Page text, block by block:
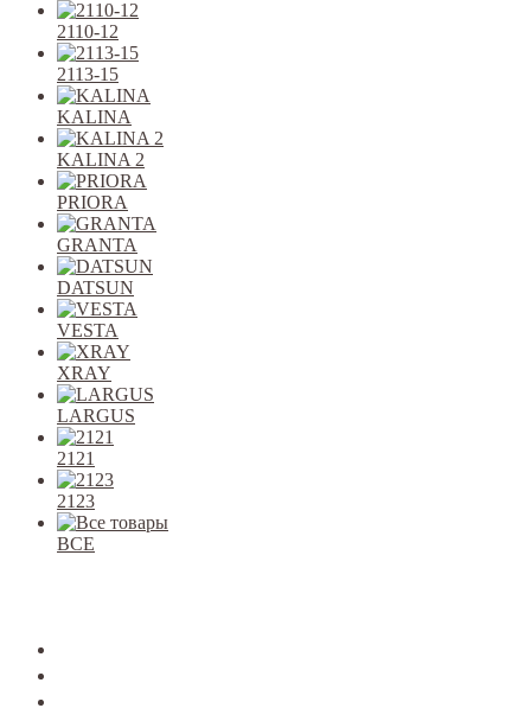
2110-12
2113-15
KALINA
KALINA 2
PRIORA
GRANTA
DATSUN
VESTA
XRAY
LARGUS
2121
2123
ВСЕ